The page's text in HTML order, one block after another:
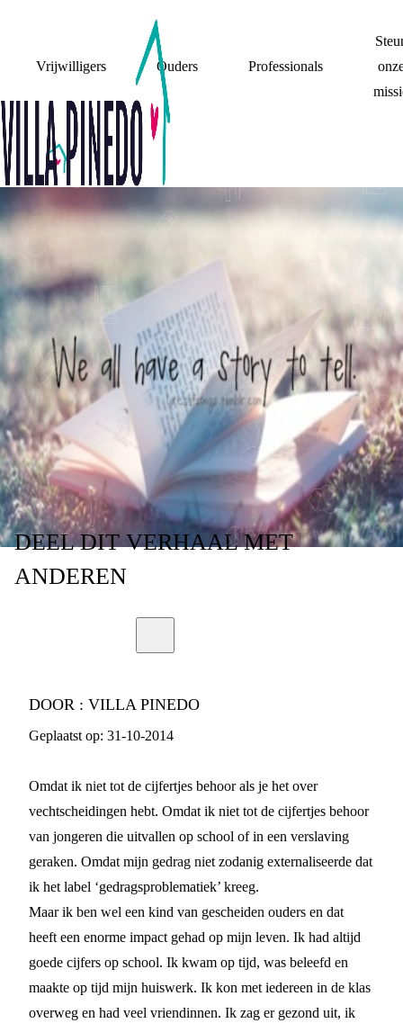
Vrijwilligers Ouders Professionals
WAAROM IK
TRAININGEN
GEEF?
DEELDIT VERHAALMET
ANDEREN
DOOR : VILLA PINEDO
Geplaatst op: 31-10-2014
Omdat ik niet tot de cijfertjes behoor als je het over
vechtscheidingen hebt. Omdat ik niet tot de cijfertjes behoor
van jongeren die uitvallen op school of in een verslaving
geraken. Omdat mijn gedrag niet zodanig externaliseerde dat
ik het label ‘gedragsproblematiek’ kreeg.
Maar ik ben wel een kind van gescheiden ouders en dat
heeft een enorme impact gehad op mijn leven. Ik had altijd
goede cijfers op school. Ik kwam op tijd, was beleefd en
maakte op tijd mijn huiswerk. Ik kon met iedereen in de klas
overweg en had veel vriendinnen. Ik zag er gezond uit, ik